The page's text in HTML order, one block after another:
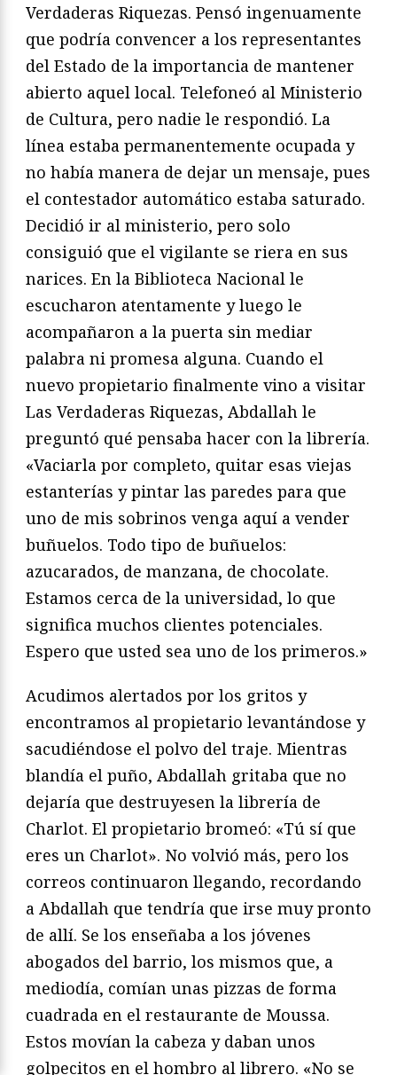
Verdaderas Riquezas. Pensó ingenuamente
que podría convencer a los representantes
del Estado de la importancia de mantener
abierto aquel local. Telefoneó al Ministerio
de Cultura, pero nadie le respondió. La
línea estaba permanentemente ocupada y
no había manera de dejar un mensaje, pues
el contestador automático estaba saturado.
Decidió ir al ministerio, pero solo
consiguió que el vigilante se riera en sus
narices. En la Biblioteca Nacional le
escucharon atentamente y luego le
acompañaron a la puerta sin mediar
palabra ni promesa alguna. Cuando el
nuevo propietario finalmente vino a visitar
Las Verdaderas Riquezas, Abdallah le
preguntó qué pensaba hacer con la librería.
«Vaciarla por completo, quitar esas viejas
estanterías y pintar las paredes para que
uno de mis sobrinos venga aquí a vender
buñuelos. Todo tipo de buñuelos:
azucarados, de manzana, de chocolate.
Estamos cerca de la universidad, lo que
significa muchos clientes potenciales.
Espero que usted sea uno de los primeros.»
Acudimos alertados por los gritos y
encontramos al propietario levantándose y
sacudiéndose el polvo del traje. Mientras
blandía el puño, Abdallah gritaba que no
dejaría que destruyesen la librería de
Charlot. El propietario bromeó: «Tú sí que
eres un Charlot». No volvió más, pero los
correos continuaron llegando, recordando
a Abdallah que tendría que irse muy pronto
de allí. Se los enseñaba a los jóvenes
abogados del barrio, los mismos que, a
mediodía, comían unas pizzas de forma
cuadrada en el restaurante de Moussa.
Estos movían la cabeza y daban unos
golpecitos en el hombro al librero. «No se